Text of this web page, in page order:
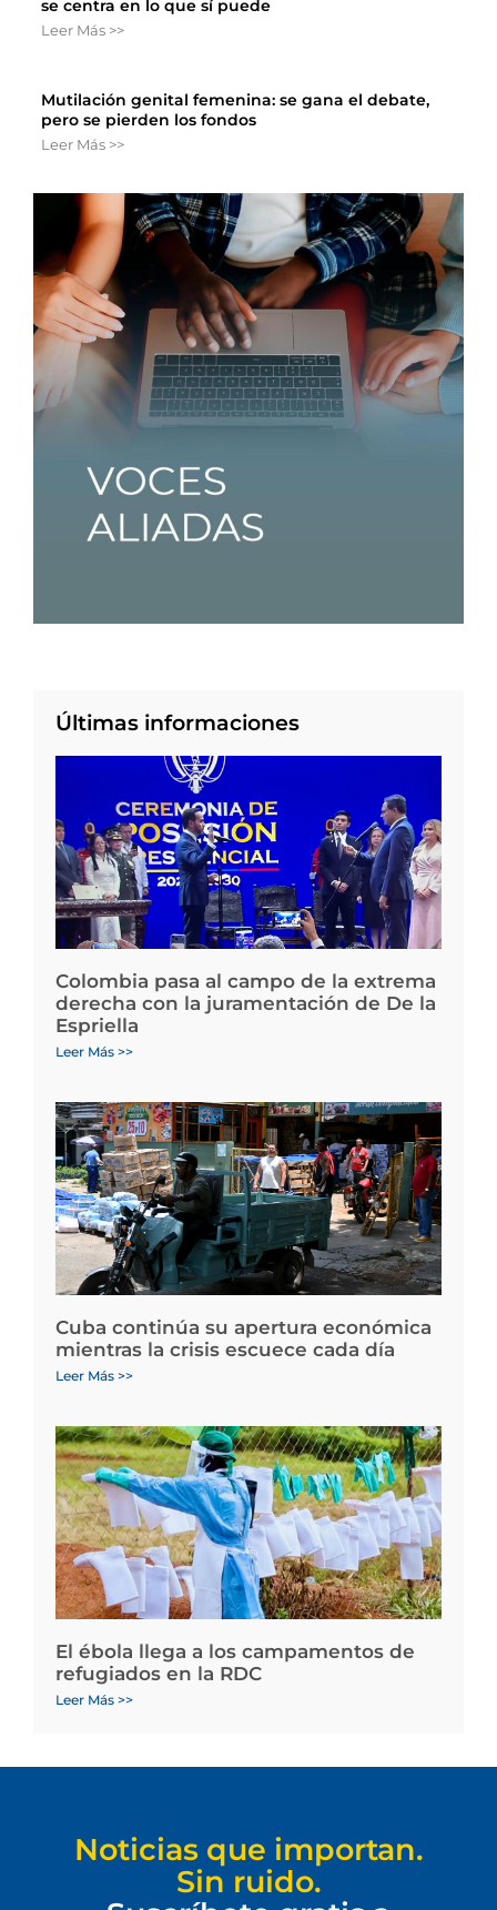
se centra en lo que sí puede
Leer Más >>
Mutilación genital femenina: se gana el debate,
pero se pierden los fondos
Leer Más >>
Últimas informaciones
Colombia pasa al campo de la extrema
derecha con la juramentación de De la
Espriella
Leer Más >>
Cuba continúa su apertura económica
mientras la crisis escuece cada día
Leer Más >>
El ébola llega a los campamentos de
refugiados en la RDC
Leer Más >>
Noticias que importan.
Sin ruido.